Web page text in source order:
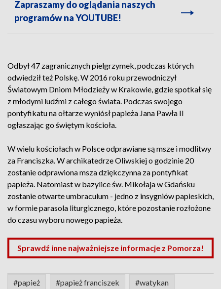
Zapraszamy do oglądania naszych
programów na YOUTUBE!
Odbył 47 zagranicznych pielgrzymek, podczas których
odwiedził też Polskę. W 2016 roku przewodniczył
Światowym Dniom Młodzieży w Krakowie, gdzie spotkał się
z młodymi ludźmi z całego świata. Podczas swojego
pontyfikatu na ołtarze wyniósł papieża Jana Pawła II
ogłaszając go świętym kościoła.
W wielu kościołach w Polsce odprawiane są msze i modlitwy
za Franciszka. W archikatedrze Oliwskiej o godzinie 20
zostanie odprawiona msza dziękczynna za pontyfikat
papieża. Natomiast w bazylice św. Mikołaja w Gdańsku
zostanie otwarte umbraculum - jedno z insygniów papieskich,
w formie parasola liturgicznego, które pozostanie rozłożone
do czasu wyboru nowego papieża.
Sprawdź inne najważniejsze informacje z Pomorza!
#papież #papież franciszek #watykan